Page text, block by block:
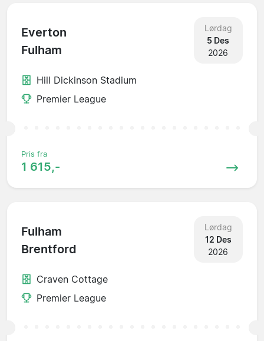
Everton
Fulham
Lørdag
5 Des
2026
Hill Dickinson Stadium
Premier League
Pris fra
1 615,-
Fulham
Brentford
Lørdag
12 Des
2026
Craven Cottage
Premier League